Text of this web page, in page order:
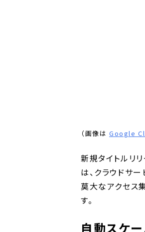
（画像は Google
新規タイトルリ
は、クラウドサー
莫大なアクセス
す。
自動スケ